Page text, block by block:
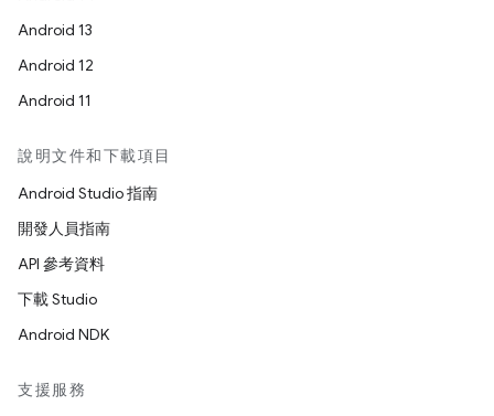
Android 13
Android 12
Android 11
說明文件和下載項目
Android Studio 指南
開發人員指南
API 參考資料
下載 Studio
Android NDK
支援服務